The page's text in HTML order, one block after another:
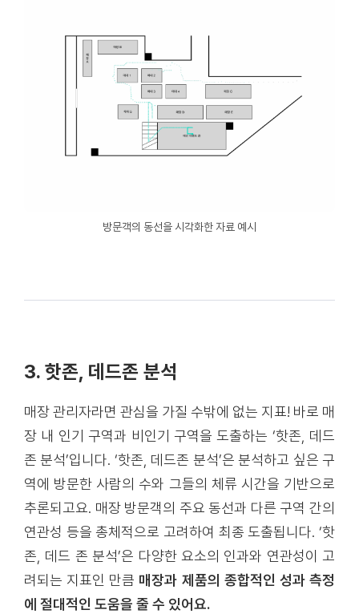
방문객의 동선을 시각화한 자료 예시
3. 핫존, 데드존 분석
매장 관리자라면 관심을 가질 수밖에 없는 지표! 바로 매
장 내 인기 구역과 비인기 구역을 도출하는 ‘핫존, 데드
존 분석’입니다. ‘핫존, 데드존 분석’은 분석하고 싶은 구
역에 방문한 사람의 수와 그들의 체류 시간을 기반으로
추론되고요. 매장 방문객의 주요 동선과 다른 구역 간의
연관성 등을 총체적으로 고려하여 최종 도출됩니다. ‘핫
존, 데드 존 분석’은 다양한 요소의 인과와 연관성이 고
려되는 지표인 만큼 매장과 제품의 종합적인 성과 측정
에 절대적인 도움을 줄 수 있어요.